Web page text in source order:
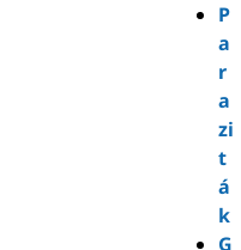
P
a
r
a
zi
t
á
k
G